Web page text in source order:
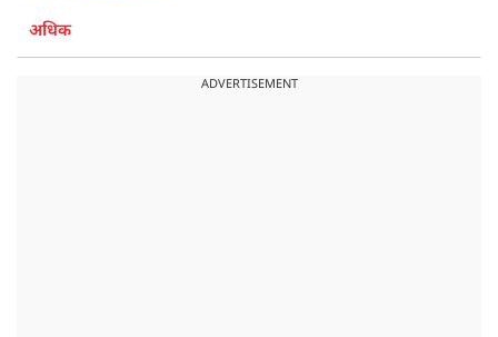
अधिक
ADVERTISEMENT